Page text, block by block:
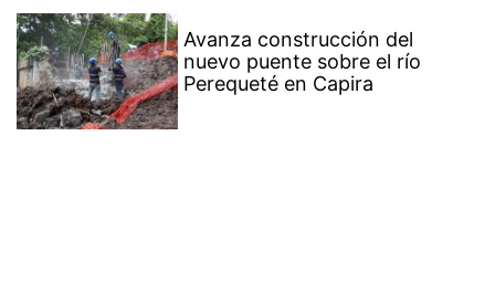
Avanza construcción del
nuevo puente sobre el río
Perequeté en Capira